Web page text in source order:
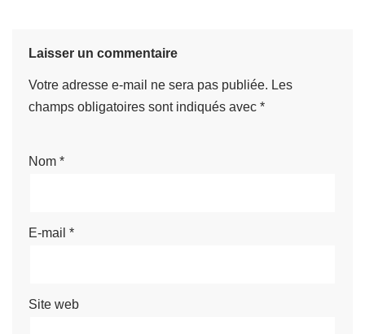
Laisser un commentaire
Votre adresse e-mail ne sera pas publiée. Les
champs obligatoires sont indiqués avec *
Nom *
E-mail *
Site web